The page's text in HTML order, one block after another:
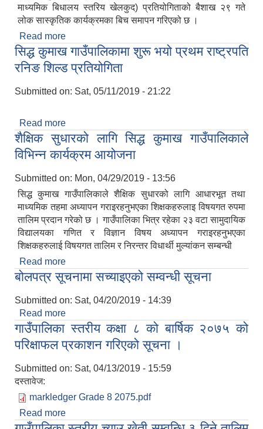
माध्यमिक बिधालय स्तरिय खेलकुद) प्रतियोगिताको बैशाख २९ गते
लोक सास्कृतिक कार्यक्रमका बिच समापन गरिएको छ ।
Read more
शिल्ड समापन
सिद्ध कुमाख गाउँपालिकामा शुरू भयो प्रथम राष्ट्रपति
रनिङ शिल्ड प्रतियोगिता
Submitted on: Sat, 05/11/2019 - 21:22
Read more
रनिङ शिल्ड प्रतियोगिता
शैक्षिक सुधारको लागि सिद्ध कुमाख गाउँपालिकाले
विभिन्न कार्यक्रम आयोजना
Submitted on: Mon, 04/29/2019 - 13:56
सिद्ध कुमाख गाउँपालिकाले शैक्षिक सुधारको लागि आधारभूत तथा
माध्यमिक तहमा अध्यापन गराइरहनुभएका शिक्षकहरुलाइ विषयगत रुपमा
तालिम प्रदान गरेको छ । गाउँपालिका भित्र रहेका २३ वटा सामुदायिक
विद्यालयका गणित र विज्ञान विषय अध्यापन गराइरहनुभएका
शिक्षकहरुलाई विषयगत तालिम र निरन्तर विधार्थी मुल्यांकन सम्बन्धी
Read more
विभिन्न कार्यक्रम आयोजना
बोलपत्र सूचनामा सच्याइएको सम्वन्धी सूचना
Submitted on: Sat, 04/20/2019 - 14:39
Read more
गाउँपालिका स्तरीय कक्षा ८ को बार्षिक २०७५ को
परिक्षाफल प्रकाशन गरिएको सूचना ।
Submitted on: Sat, 04/13/2019 - 15:59
दस्तावेज:
markledger Grade 8 2075.pdf
Read more
परिक्षाफल प्रकाशन गरिएको सूचना ।